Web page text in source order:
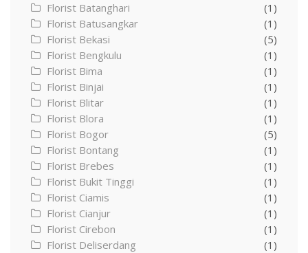
Florist Batanghari
(1)
Florist Batusangkar
(1)
Florist Bekasi
(5)
Florist Bengkulu
(1)
Florist Bima
(1)
Florist Binjai
(1)
Florist Blitar
(1)
Florist Blora
(1)
Florist Bogor
(5)
Florist Bontang
(1)
Florist Brebes
(1)
Florist Bukit Tinggi
(1)
Florist Ciamis
(1)
Florist Cianjur
(1)
Florist Cirebon
(1)
Florist Deliserdang
(1)